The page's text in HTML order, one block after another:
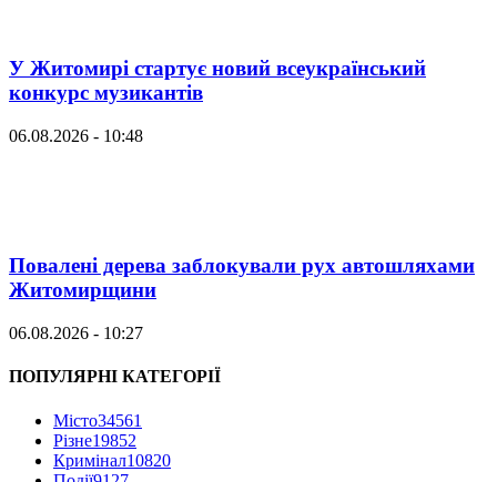
У Житомирі стартує новий всеукраїнський
конкурс музикантів
06.08.2026 - 10:48
Повалені дерева заблокували рух автошляхами
Житомирщини
06.08.2026 - 10:27
ПОПУЛЯРНІ КАТЕГОРІЇ
Місто34561
Різне19852
Кримінал10820